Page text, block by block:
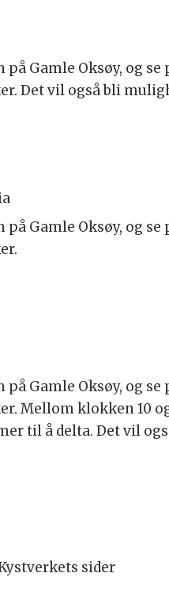
Gamle Oksøy, og
Det vil også bli
Gamle Oksøy, og
Gamle Oksøy, og
Mellom klokken 10
til å delta. Det vil
sider